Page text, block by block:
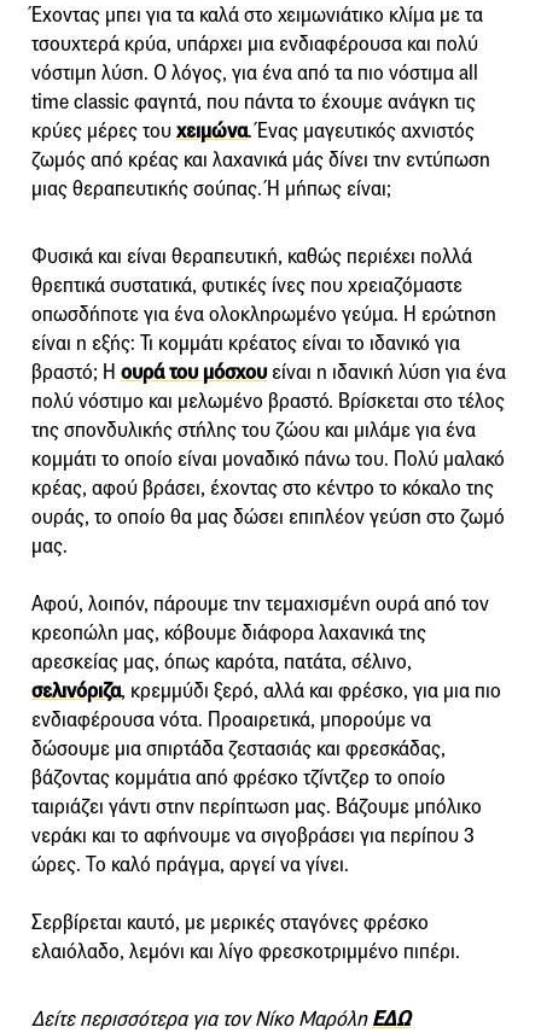
Έχοντας μπει για τα καλά στο χειμωνιάτικο κλίμα με τα
τσουχτερά κρύα, υπάρχει μια ενδιαφέρουσα και πολύ
νόστιμη λύση. Ο λόγος, για ένα από τα πιο νόστιμα all
time classic φαγητά, που πάντα το έχουμε ανάγκη τις
κρύες μέρες του χειμώνα. Ένας μαγευτικός αχνιστός
ζωμός από κρέας και λαχανικά μάς δίνει την εντύπωση
μιας θεραπευτικής σούπας. Ή μήπως είναι;
Φυσικά και είναι θεραπευτική, καθώς περιέχει πολλά
θρεπτικά συστατικά, φυτικές ίνες που χρειαζόμαστε
οπωσδήποτε για ένα ολοκληρωμένο γεύμα. Η ερώτηση
είναι η εξής: Τι κομμάτι κρέατος είναι το ιδανικό για
βραστό; Η ουρά του μόσχου είναι η ιδανική λύση για ένα
πολύ νόστιμο και μελωμένο βραστό. Βρίσκεται στο τέλος
της σπονδυλικής στήλης του ζώου και μιλάμε για ένα
κομμάτι το οποίο είναι μοναδικό πάνω του. Πολύ μαλακό
κρέας, αφού βράσει, έχοντας στο κέντρο το κόκαλο της
ουράς, το οποίο θα μας δώσει επιπλέον γεύση στο ζωμό
μας.
Αφού, λοιπόν, πάρουμε την τεμαχισμένη ουρά από τον
κρεοπώλη μας, κόβουμε διάφορα λαχανικά της
αρεσκείας μας, όπως καρότα, πατάτα, σέλινο,
σελινόριζα, κρεμμύδι ξερό, αλλά και φρέσκο, για μια πιο
ενδιαφέρουσα νότα. Προαιρετικά, μπορούμε να
δώσουμε μια σπιρτάδα ζεστασιάς και φρεσκάδας,
βάζοντας κομμάτια από φρέσκο τζίντζερ το οποίο
ταιριάζει γάντι στην περίπτωση μας. Βάζουμε μπόλικο
νεράκι και το αφήνουμε να σιγοβράσει για περίπου 3
ώρες. Το καλό πράγμα, αργεί να γίνει.
Σερβίρεται καυτό, με μερικές σταγόνες φρέσκο
ελαιόλαδο, λεμόνι και λίγο φρεσκοτριμμένο πιπέρι.
Δείτε περισσότερα για τον Νίκο ΜαρόληΕΔΩ